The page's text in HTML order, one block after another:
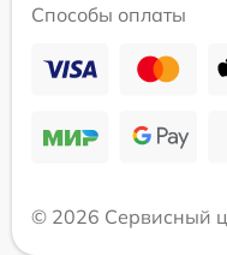
Способы оплаты
© 2026 Сервисный